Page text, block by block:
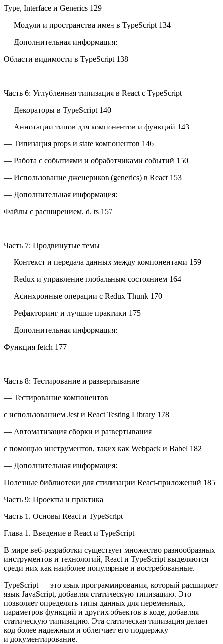
Type, Interface и Generics 129
— Модули и пространства имен в TypeScript 134
— Дополнительная информация:
Области видимости в TypeScript 138
Часть 6: Углубленная типизация в React с TypeScript
— Декораторы в TypeScript 140
— Аннотации типов для компонентов и функций 143
— Типизация props и state компонентов 146
— Работа с событиями и обработчиками событий 150
— Использование дженериков (generics) в React 153
— Дополнительная информация:
Файлы с расширением. d. ts 157
Часть 7: Продвинутые темы
— Контекст и передача данных между компонентами 159
— Redux и управление глобальным состоянием 164
— Асинхронные операции с Redux Thunk 170
— Рефакторинг и лучшие практики 175
— Дополнительная информация:
Функция fetch 177
Часть 8: Тестирование и развертывание
— Тестирование компонентов
с использованием Jest и React Testing Library 178
— Автоматизация сборки и развертывания
с помощью инструментов, таких как Webpack и Babel 182
— Дополнительная информация:
Полезные библиотеки для стилизации React-приложений 185
Часть 9: Проекты и практика
Часть 1. Основы React и TypeScript
Глава 1. Введение в React и TypeScript
В мире веб-разработки существует множество разнообразных
инструментов и технологий, React и TypeScript выделяются
среди них как наиболее популярные и востребованные.
TypeScript — это язык программирования, который расширяет
язык JavaScript, добавляя статическую типизацию. Это
позволяет определять типы данных для переменных,
параметров функций и других объектов в коде, добавляя
статическую типизацию. Эта статическая типизация делает
код более надежным и облегчает его поддержку
и документирование.